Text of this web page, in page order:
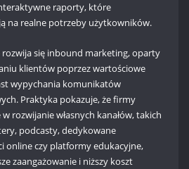
raporty, które
na realne potrzeby użytkowników.
rozwija się inbound marketing, oparty
klientów poprzez wartościowe
wypychania komunikatów
Praktyka pokazuje, że firmy
rozwijanie własnych kanałów, takich
podcasty, dedykowane
online czy platformy edukacyjne,
zaangażowanie i niższy koszt